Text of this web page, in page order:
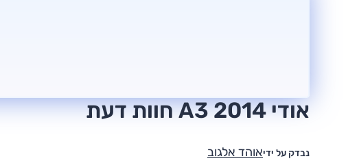
אודי A3 2014 חוות דעת
נבדק על ידיאוהד אלגוב